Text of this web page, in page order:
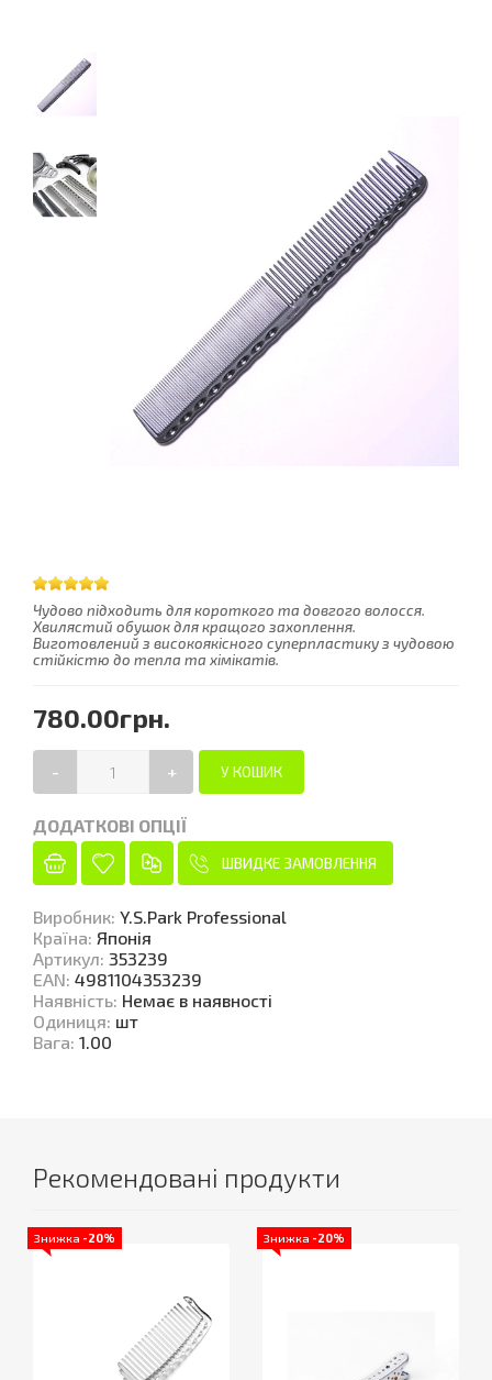
Чудово підходить для короткого та довгого волосся.
Хвилястий обушок для кращого захоплення.
Виготовлений з високоякісного суперпластику з чудовою
стійкістю до тепла та хімікатів.
780.00грн.
- +
ДОДАТКОВІ ОПЦІЇ
ШВИДКЕ ЗАМОВЛЕННЯ
Виробник: Y.S.Park Professional
Країна: Японія
Артикул: 353239
EAN: 4981104353239
Наявність: Немає в наявності
Одиниця: шт
Вага: 1.00
Рекомендовані продукти
Знижка -20% Знижка -20%